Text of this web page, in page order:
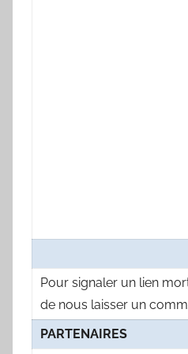
Pour signaler un lien
de nous laisser un
PARTENAIRES